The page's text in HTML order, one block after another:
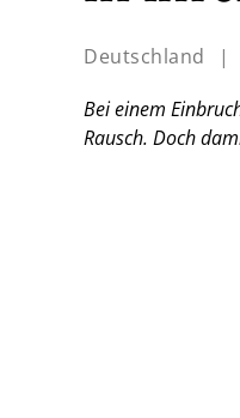
Deutschland |
Bei einem
Rausch. Doch